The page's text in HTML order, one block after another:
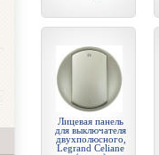
Лицевая панель
для выключателя
двухполюсного,
Legrand Celiane